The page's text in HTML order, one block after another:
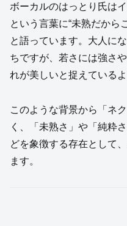
ボーカルのはっとり氏は
という言葉に“未熟だから
と語っています。大人に
ちですが、若さには強さ
れが美しいと捉えているよ
このような背景から「ネ
く、「未熟さ」や「純粋
どを象徴する存在として
ます。